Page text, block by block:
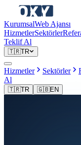
KurumsalWeb Ajansı
HizmetlerSektörler
Teklif Al
🇹🇷TR
Hizmetler Sektörler
Al
🇹🇷TR 🇬🇧EN